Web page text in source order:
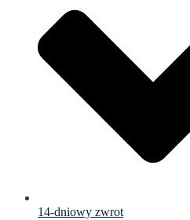
14-dniowy zwrot